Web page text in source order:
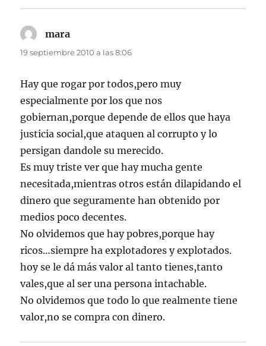
mara
19 septiembre 2010 a las 8:06
Hay que rogar por todos,pero muy
especialmente por los que nos
gobiernan,porque depende de ellos que haya
justicia social,que ataquen al corrupto y lo
persigan dandole su merecido.
Es muy triste ver que hay mucha gente
necesitada,mientras otros están dilapidando el
dinero que seguramente han obtenido por
medios poco decentes.
No olvidemos que hay pobres,porque hay
ricos…siempre ha explotadores y explotados.
hoy se le dá más valor al tanto tienes,tanto
vales,que al ser una persona intachable.
No olvidemos que todo lo que realmente tiene
valor,no se compra con dinero.